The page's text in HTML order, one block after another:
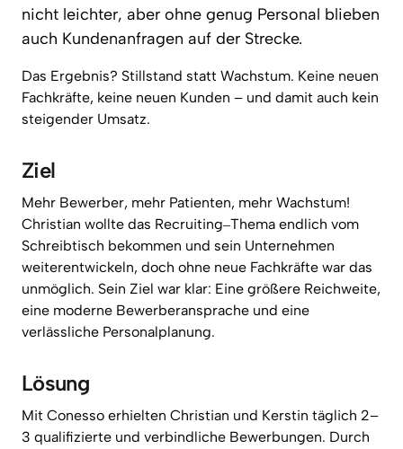
nicht leichter, aber ohne genug Personal
auch Kundenanfragen auf der Strecke.
Das Ergebnis? Stillstand statt Wachstum. Keine
Fachkräfte, keine neuen Kunden – und damit auch
steigender Umsatz.
Ziel
Mehr Bewerber, mehr Patienten, mehr
Christian wollte das Recruiting‒Thema endlich
Schreibtisch bekommen und sein
weiterentwickeln, doch ohne neue Fachkräfte war
unmöglich. Sein Ziel war klar: Eine größere
eine moderne Bewerberansprache und
verlässliche Personalplanung.
Lösung
Mit Conesso erhielten Christian und Kerstin täglich 2–
3 qualifizierte und verbindliche Bewerbungen.